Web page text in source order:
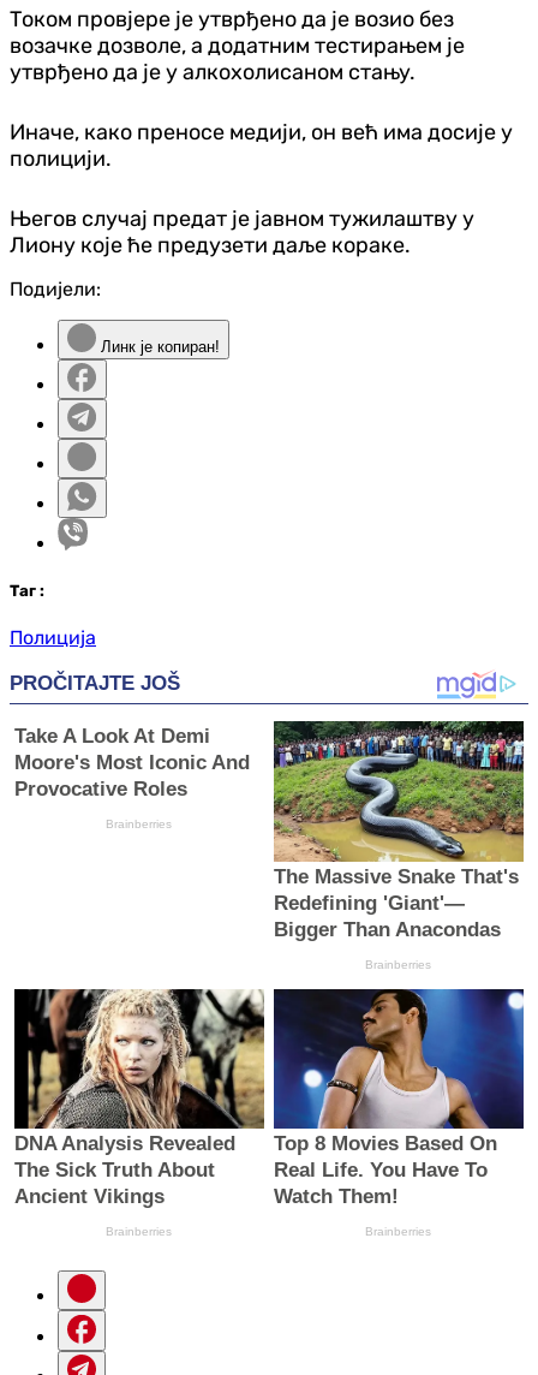
Током провјере је утврђено да је возио без
возачке дозволе, а додатним тестирањем је
утврђено да је у алкохолисаном стању.
Иначе, како преносе медији, он већ има досије у
полицији.
Његов случај предат је јавном тужилаштву у
Лиону које ће предузети даље кораке.
Подијели:
Линк је копиран!
Таг :
Полиција